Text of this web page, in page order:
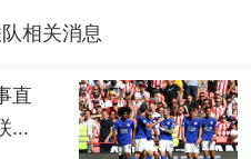
相关消息
直
...